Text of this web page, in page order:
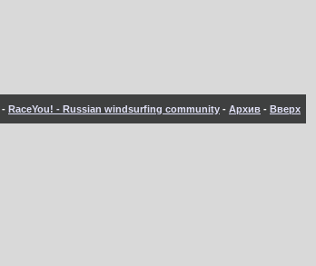
- RaceYou! - Russian windsurfing community - Архив - Вверх